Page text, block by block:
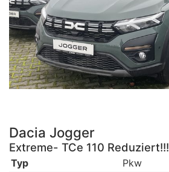
Dacia Jogger
Extreme- TCe 110 Reduziert!!!
Typ
Pkw